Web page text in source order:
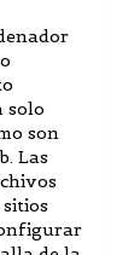
solo
son
Las